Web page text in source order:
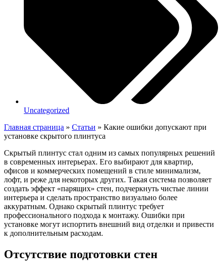
Uncategorized
Главная страница » Статьи » Какие ошибки допускают при
установке скрытого плинтуса
Скрытый плинтус стал одним из самых популярных решений
в современных интерьерах. Его выбирают для квартир,
офисов и коммерческих помещений в стиле минимализм,
лофт, и реже для некоторых других. Такая система позволяет
создать эффект «парящих» стен, подчеркнуть чистые линии
интерьера и сделать пространство визуально более
аккуратным. Однако скрытый плинтус требует
профессионального подхода к монтажу. Ошибки при
установке могут испортить внешний вид отделки и привести
к дополнительным расходам.
Отсутствие подготовки стен